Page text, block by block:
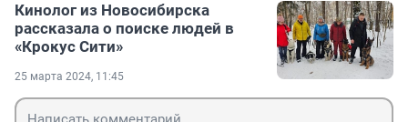
Кинолог из Новосибирска
рассказала о поиске людей в
«Крокус Сити»
25 марта 2024, 11:45